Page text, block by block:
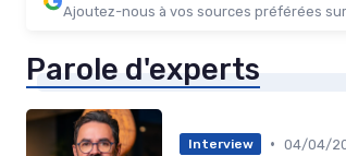
Ajoutez-nous à vos sources préférées
Parole d'experts
Interview • 04/04/